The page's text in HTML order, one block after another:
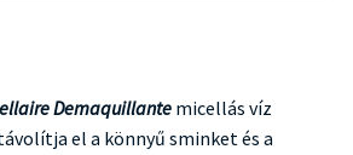
Demaquillantemicellás víz
el a könnyű sminket és a